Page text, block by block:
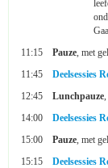
11:15 Pauze, met
11:45 Deelsessies
12:45 Lunchpauze,
14:00 Deelsessies
15:00 Pauze, met
15:15 Deelsessies